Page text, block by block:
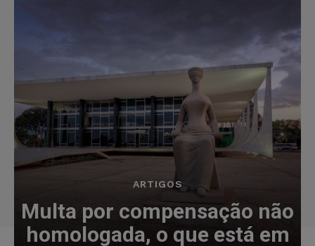
ARTIGOS
Multa por compensação não
homologada, o que está em